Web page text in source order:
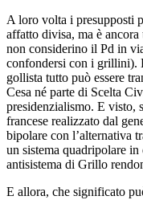
A loro volta i presupposti
affatto divisa, ma è
non considerino il Pd in
confondersi con i grillini).
gollista tutto può essere
Cesa né parte di Scelta
presidenzialismo. E visto,
francese realizzato dal
bipolare con l’alternativa
un sistema quadripolare
antisistema di Grillo
E allora, che significato